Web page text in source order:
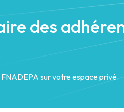
des
sur votre espace privé.